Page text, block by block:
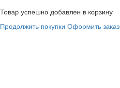
Товар успешно добавлен в корзину
Продолжить покупки Оформить заказ